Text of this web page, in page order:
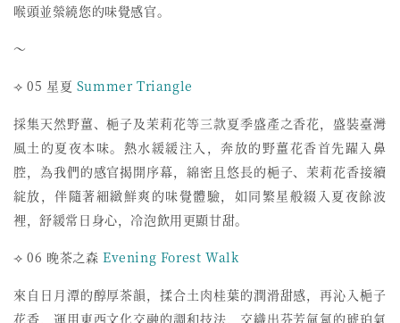
喉頭並縈繞您的味覺感官。
～
⟢ 05 星夏 Summer Triangle
採集天然野薑、梔子及茉莉花等三款夏季盛產之香花，盛裝臺灣
風土的夏夜本味。熱水緩緩注入，奔放的野薑花香首先躍入鼻
腔，為我們的感官揭開序幕，綿密且悠長的梔子、茉莉花香接續
綻放，伴隨著細緻鮮爽的味覺體驗，如同繁星般綴入夏夜餘波
裡，舒緩常日身心，冷泡飲用更顯甘甜。
⟢ 06 晚茶之森 Evening Forest Walk
來自日月潭的醇厚茶韻，揉合土肉桂葉的潤滑甜感，再沁入梔子
花香，運用東西文化交融的調和技法， 交織出芬芳氤氳的琥珀氣